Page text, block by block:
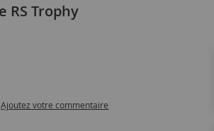
RS Trophy
Ajoutez votre commentaire